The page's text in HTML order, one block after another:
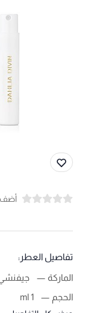
أضف
تفاصيل العطر:
الماركة
الحجم
1 ml